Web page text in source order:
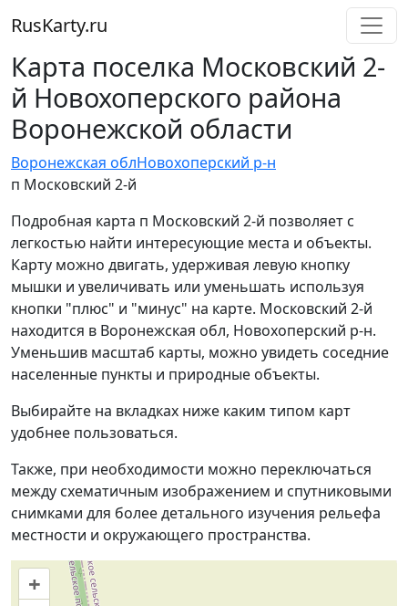
RusKarty.ru
Карта поселка Московский 2-
й Новохоперского района
Воронежской области
Воронежская облНовохоперский р-н
п Московский 2-й
Подробная карта п Московский 2-й позволяет с
легкостью найти интересующие места и объекты.
Карту можно двигать, удерживая левую кнопку
мышки и увеличивать или уменьшать используя
кнопки "плюс" и "минус" на карте. Московский 2-й
находится в Воронежская обл, Новохоперский р-н.
Уменьшив масштаб карты, можно увидеть соседние
населенные пункты и природные объекты.
Выбирайте на вкладках ниже каким типом карт
удобнее пользоваться.
Также, при необходимости можно переключаться
между схематичным изображением и спутниковыми
снимками для более детального изучения рельефа
местности и окружающего пространства.
+